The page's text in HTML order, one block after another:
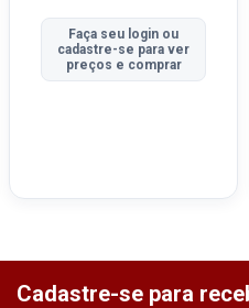
Faça seu login ou
cadastre-se para ver
preços e comprar
Cadastre-se para